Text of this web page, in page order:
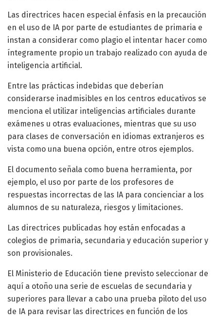
Las directrices hacen especial énfasis en la precaución
en el uso de IA por parte de estudiantes de primaria e
instan a considerar como plagio el intentar hacer como
íntegramente propio un trabajo realizado con ayuda de
inteligencia artificial.
Entre las prácticas indebidas que deberían
considerarse inadmisibles en los centros educativos se
menciona el utilizar inteligencias artificiales durante
exámenes u otras evaluaciones, mientras que su uso
para clases de conversación en idiomas extranjeros es
vista como una buena opción, entre otros ejemplos.
El documento señala como buena herramienta, por
ejemplo, el uso por parte de los profesores de
respuestas incorrectas de las IA para concienciar a los
alumnos de su naturaleza, riesgos y limitaciones.
Las directrices publicadas hoy están enfocadas a
colegios de primaria, secundaria y educación superior y
son provisionales.
El Ministerio de Educación tiene previsto seleccionar de
aquí a otoño una serie de escuelas de secundaria y
superiores para llevar a cabo una prueba piloto del uso
de IA para revisar las directrices en función de los